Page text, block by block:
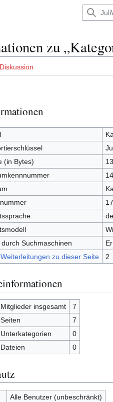
zu
Diskussion
(in Bytes)
14
Suchmaschinen
zu dieser Seite
2
insgesamt
7
7
0
0
Alle Benutzer (unbeschränkt)